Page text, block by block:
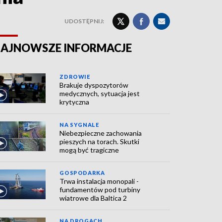
UDOSTĘPNIJ:
INFORMACJE
ZDROWIE
Brakuje dyspozytorów
medycznych, sytuacja jest
krytyczna
NA SYGNALE
Niebezpieczne zachowania
pieszych na torach. Skutki
mogą być tragiczne
GOSPODARKA
Trwa instalacja monopali -
fundamentów pod turbiny
wiatrowe dla Baltica 2